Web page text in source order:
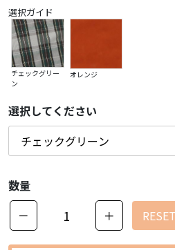
選択ガイド
チェックグリー
ン
オレンジ
選択してください
数量
－
＋ RESET